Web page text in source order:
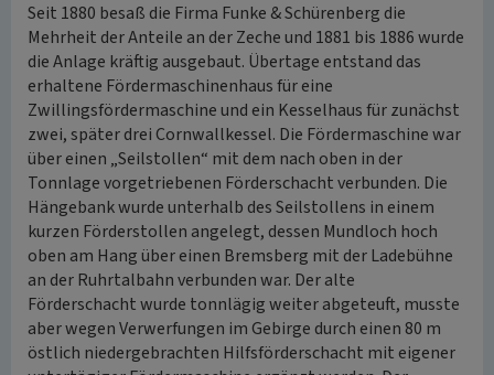
Seit 1880 besaß die Firma Funke & Schürenberg die
Mehrheit der Anteile an der Zeche und 1881 bis 1886 wurde
die Anlage kräftig ausgebaut. Übertage entstand das
erhaltene Fördermaschinenhaus für eine
Zwillingsfördermaschine und ein Kesselhaus für zunächst
zwei, später drei Cornwallkessel. Die Fördermaschine war
über einen „Seilstollen“ mit dem nach oben in der
Tonnlage vorgetriebenen Förderschacht verbunden. Die
Hängebank wurde unterhalb des Seilstollens in einem
kurzen Förderstollen angelegt, dessen Mundloch hoch
oben am Hang über einen Bremsberg mit der Ladebühne
an der Ruhrtalbahn verbunden war. Der alte
Förderschacht wurde tonnlägig weiter abgeteuft, musste
aber wegen Verwerfungen im Gebirge durch einen 80 m
östlich niedergebrachten Hilfsförderschacht mit eigener